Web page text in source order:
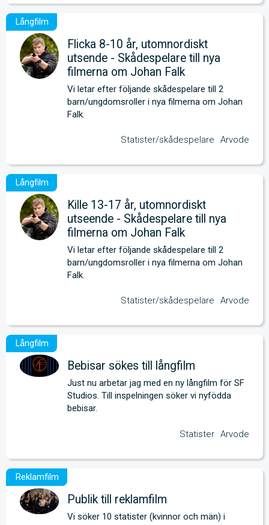
Flicka 8-10 år, utomnordiskt
utsende - Skådespelare till nya
filmerna om Johan Falk
Vi letar efter följande skådespelare till 2
barn/ungdomsroller i nya filmerna om Johan
Falk.
Statister/skådespelare Arvode
Kille 13-17 år, utomnordiskt
utseende - Skådespelare till nya
filmerna om Johan Falk
Vi letar efter följande skådespelare till 2
barn/ungdomsroller i nya filmerna om Johan
Falk.
Statister/skådespelare Arvode
Bebisar sökes till långfilm
Just nu arbetar jag med en ny långfilm för SF
Studios. Till inspelningen söker vi nyfödda
bebisar.
Statister Arvode
Publik till reklamfilm
Vi söker 10 statister (kvinnor och män) i